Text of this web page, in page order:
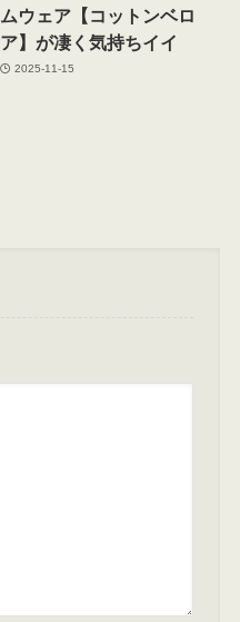
ムウェア【コットンベロ
ア】が凄く気持ちイイ
2025-11-15